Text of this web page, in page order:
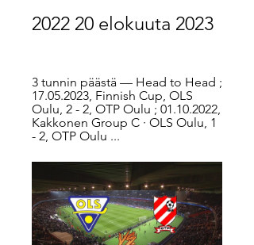
2022 20 elokuuta 2023
3 tunnin päästä — Head to Head ;
17.05.2023, Finnish Cup, OLS
Oulu, 2 - 2, OTP Oulu ; 01.10.2022,
Kakkonen Group C · OLS Oulu, 1
- 2, OTP Oulu ...